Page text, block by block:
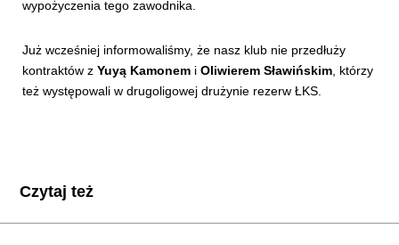
wypożyczenia tego zawodnika.
Już wcześniej informowaliśmy, że nasz klub nie przedłuży
kontraktów z Yuyą Kamonem i Oliwierem Sławińskim , którzy
też występowali w drugoligowej drużynie rezerw ŁKS.
Czytaj też